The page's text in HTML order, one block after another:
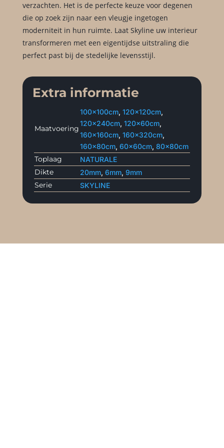
verzachten. Het is de perfecte keuze voor degenen
die op zoek zijn naar een vleugje ingetogen
moderniteit in hun ruimte. Laat Skyline uw interieur
transformeren met een eigentijdse uitstraling die
perfect past bij de stedelijke levensstijl.
Extra informatie
Maatvoering
100x100cm, 120x120cm,
120x240cm, 120x60cm,
160x160cm, 160x320cm,
160x80cm, 60x60cm, 80x80cm
Toplaag NATURALE
Dikte 20mm, 6mm, 9mm
Serie SKYLINE